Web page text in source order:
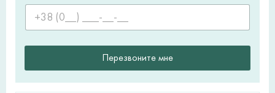
Перезвоните мне